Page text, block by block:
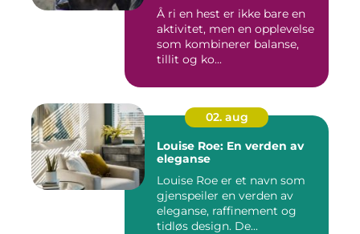
Å ri en hest er ikke bare en
aktivitet, men en opplevelse
som kombinerer balanse,
tillit og ko...
02. aug
Louise Roe: En verden av
eleganse
Louise Roe er et navn som
gjenspeiler en verden av
eleganse, raffinement og
tidløs design. De...